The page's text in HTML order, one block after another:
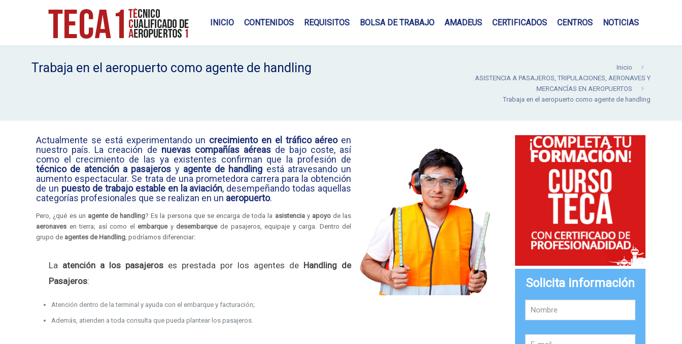
INICIO CONTENIDOS REQUISITOS BOLSA DE TRABAJO AMADEUS CERTIFICADOS CENTROS NOTICIAS
Trabaja en el aeropuerto como agente de handling
Inicio
ASISTENCIA A PASAJEROS, TRIPULACIONES, AERONAVES Y
MERCANCÍAS EN AEROPUERTOS
Trabaja en el aeropuerto como agente de handling
Actualmente se está experimentando un crecimiento en el tráfico aéreoen
nuestro país. La creación de nuevas compañías aéreasde bajo coste, así
como el crecimiento de las ya existentes confirman que la profesión de
técnico de atención a pasajeros y agente de handling está atravesando un
aumento espectacular. Se trata de una prometedora carrera para la obtención
de un puesto de trabajo estable en la aviación, desempeñando todas aquellas
categorías profesionales que se realizan en un aeropuerto.
Pero, ¿qué es un agente de handling? Es la persona que se encarga de toda la asistenciay apoyode las
aeronaves en tierra; así como elembarquey desembarquede pasajeros, equipaje y carga. Dentro del
grupo de agentes de Handling, podríamos diferenciar:
La atención a los pasajeros es prestada por los agentes de Handling de
Pasajeros:
Atención dentro de la terminal y ayuda con el embarque y facturación;
Además, atienden a toda consulta que pueda plantear los pasajeros.
Solicita información